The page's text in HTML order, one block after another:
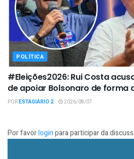
POLÍTICA
#Eleições2026: Rui Costa
de apoiar Bolsonaro de forma
PORESTAGIÁRIO 2 2026/08/07
Por favorloginpara participar da